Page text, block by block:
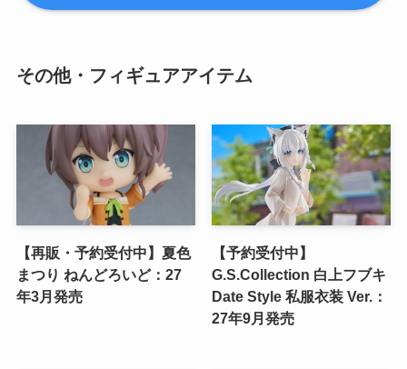
その他・フィギュアアイテム
【再販・予約受付中】夏色
まつり ねんどろいど：27
年3月発売
【予約受付中】
G.S.Collection 白上フブキ
Date Style 私服衣装 Ver.：
27年9月発売